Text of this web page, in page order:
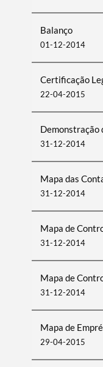
Balanço
01-12-2014
Certificação
22-04-2015
Demonstração
31-12-2014
Mapa das
31-12-2014
Mapa de
31-12-2014
Mapa de
31-12-2014
Mapa de
29-04-2015